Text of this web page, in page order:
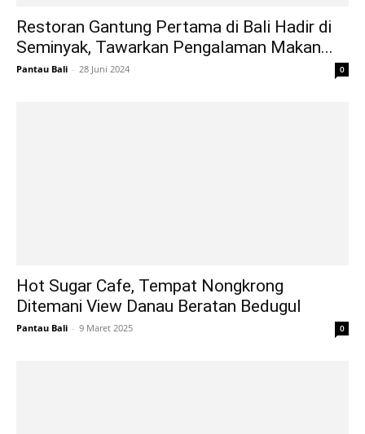
Restoran Gantung Pertama di Bali Hadir di
Seminyak, Tawarkan Pengalaman Makan...
Pantau Bali - 28 Juni 2024 0
Hot Sugar Cafe, Tempat Nongkrong
Ditemani View Danau Beratan Bedugul
Pantau Bali - 9 Maret 2025 0